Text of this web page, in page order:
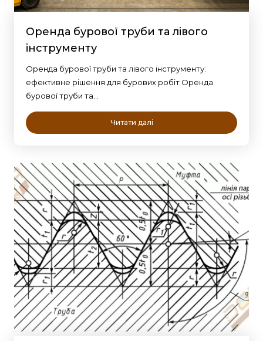
Оренда бурової труби та лівого
інструменту
Оренда бурової труби та лівого інструменту:
ефективне рішення для бурових робіт Оренда
бурової труби та…
Читати далі